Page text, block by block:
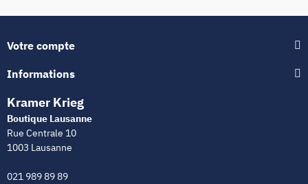
Votre compte
Informations
Kramer Krieg
Boutique Lausanne
Rue Centrale 10
1003 Lausanne
021 989 89 89